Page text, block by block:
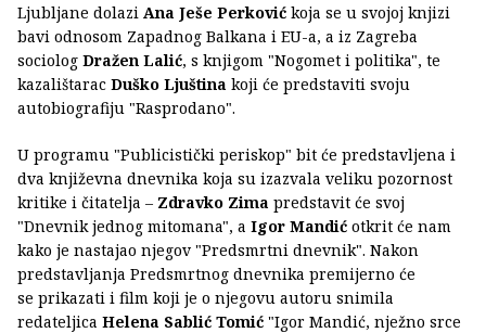
Ljubljane dolazi Ana Ješe Perković koja se u svojoj knjizi
bavi odnosom Zapadnog Balkana i EU-a, a iz Zagreba
sociolog Dražen Lalić, s knjigom "Nogomet i politika", te
kazalištarac Duško Ljuština koji će predstaviti svoju
autobiografiju "Rasprodano".
U programu "Publicistički periskop" bit će predstavljena i
dva književna dnevnika koja su izazvala veliku pozornost
kritike i čitatelja – Zdravko Zima predstavit će svoj
"Dnevnik jednog mitomana", a Igor Mandić otkrit će nam
kako je nastajao njegov "Predsmrtni dnevnik". Nakon
predstavljanja Predsmrtnog dnevnika premijerno će
se prikazati i film koji je o njegovu autoru snimila
redateljica Helena Sablić Tomić "Igor Mandić, nježno srce